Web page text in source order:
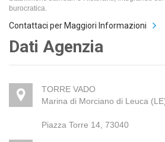
burocratica.
Contattaci per Maggiori Informazioni
Dati Agenzia
TORRE VADO
Marina di Morciano di Leuca
Piazza Torre 14, 73040